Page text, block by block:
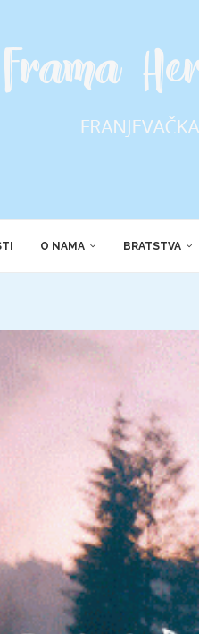
O NAMA BRATSTVA